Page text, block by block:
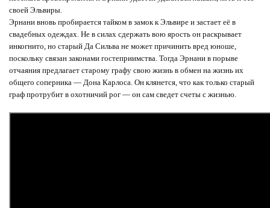
своей Эльвиры.
Эрнани вновь пробирается тайком в замок к Эльвире и застает её в
свадебных одеждах. Не в силах сдержать вою ярость он раскрывает
инкогнито, но старый Да Сильва не может причинить вред юноше,
поскольку связан законами гостеприимства. Тогда Эрнани в порыве
отчаяния предлагает старому графу свою жизнь в обмен на жизнь их
общего соперника — Дона Карлоса. Он клянется, что как только старый
граф протрубит в охотничий рог — он сам сведет счеты с жизнью.